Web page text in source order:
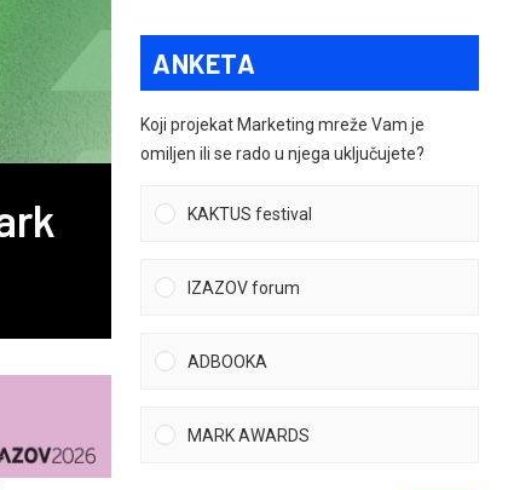
ANKETA
Koji projekat Marketing mreže Vam je
omiljen ili se rado u njega uključujete?
KAKTUS festival
IZAZOV forum
ADBOOKA
MARK AWARDS